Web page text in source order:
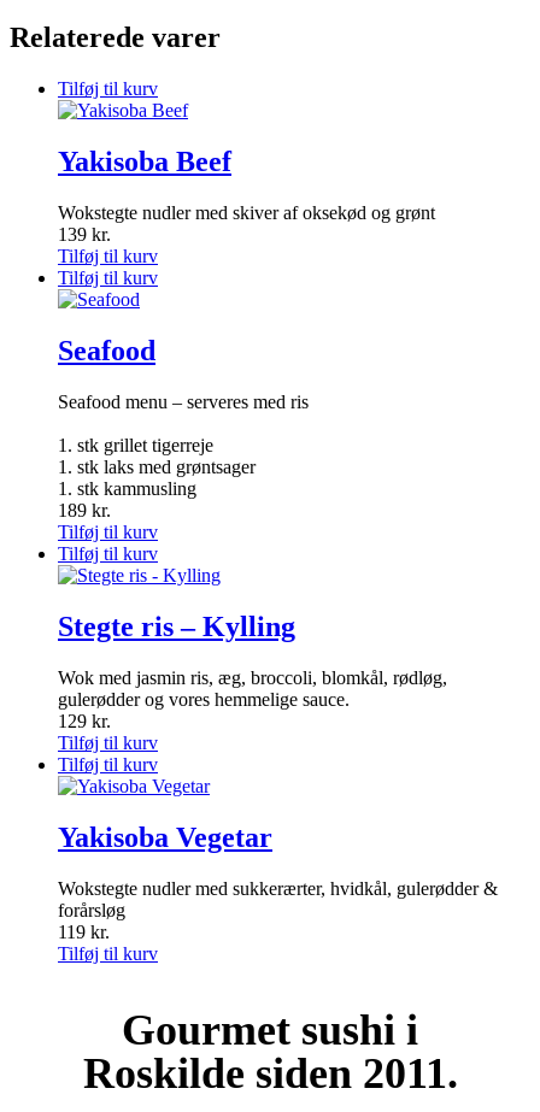
Relaterede varer
Tilføj til kurv
Yakisoba Beef
Wokstegte nudler med skiver af oksekød og grønt
139 kr.
Tilføj til kurv
Tilføj til kurv
Seafood
Seafood menu – serveres med ris
1. stk grillet tigerreje
1. stk laks med grøntsager
1. stk kammusling
189 kr.
Tilføj til kurv
Tilføj til kurv
Stegte ris – Kylling
Wok med jasmin ris, æg, broccoli, blomkål, rødløg,
gulerødder og vores hemmelige sauce.
129 kr.
Tilføj til kurv
Tilføj til kurv
Yakisoba Vegetar
Wokstegte nudler med sukkerærter, hvidkål, gulerødder &
forårsløg
119 kr.
Tilføj til kurv
Gourmet sushi i
Roskilde siden 2011.